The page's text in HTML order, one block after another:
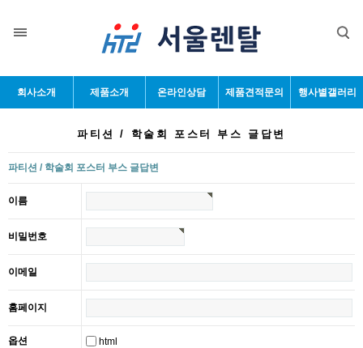
회사소개 제품소개 온라인상담 제품견적문의 행사별갤러리
파티션 / 학술회 포스터 부스 글답변
파티션 / 학술회 포스터 부스 글답변
이름
비밀번호
이메일
홈페이지
옵션 html